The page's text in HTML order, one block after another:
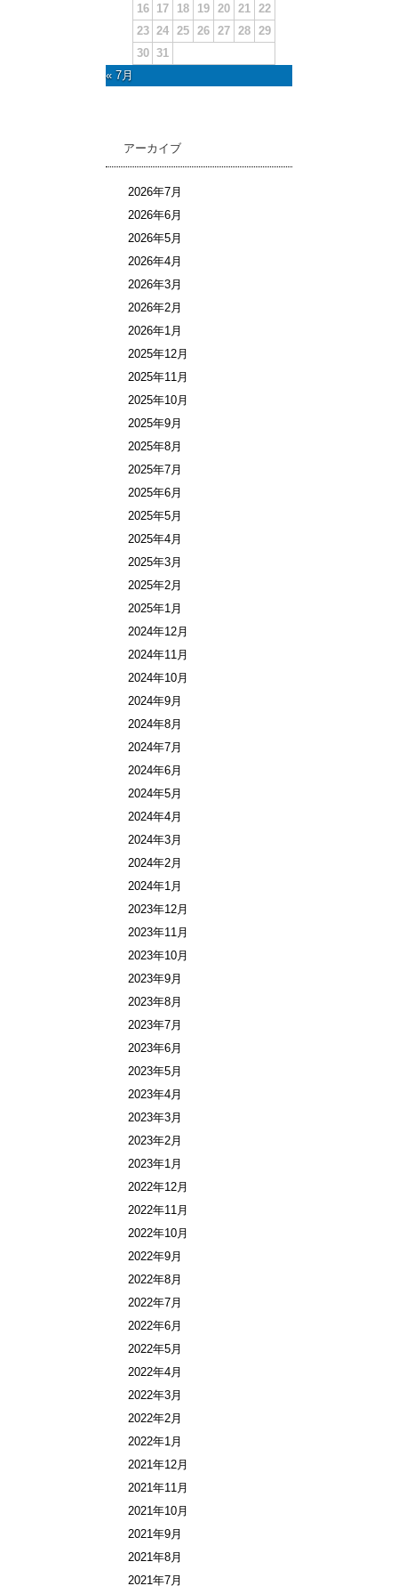
16
17 18 19 20 21
22
23 24 25 26 27 28 29
30 31
« 7月
アーカイブ
2026年7月
2026年6月
2026年5月
2026年4月
2026年3月
2026年2月
2026年1月
2025年12月
2025年11月
2025年10月
2025年9月
2025年8月
2025年7月
2025年6月
2025年5月
2025年4月
2025年3月
2025年2月
2025年1月
2024年12月
2024年11月
2024年10月
2024年9月
2024年8月
2024年7月
2024年6月
2024年5月
2024年4月
2024年3月
2024年2月
2024年1月
2023年12月
2023年11月
2023年10月
2023年9月
2023年8月
2023年7月
2023年6月
2023年5月
2023年4月
2023年3月
2023年2月
2023年1月
2022年12月
2022年11月
2022年10月
2022年9月
2022年8月
2022年7月
2022年6月
2022年5月
2022年4月
2022年3月
2022年2月
2022年1月
2021年12月
2021年11月
2021年10月
2021年9月
2021年8月
2021年7月